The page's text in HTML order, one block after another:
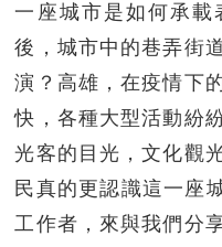
一座城市是如何承
後，城市中的巷弄街
演？高雄，在疫情下
快，各種大型活動紛
光客的目光，文化觀
民真的更認識這一座
工作者，來與我們分